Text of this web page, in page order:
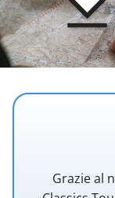
Grazie al